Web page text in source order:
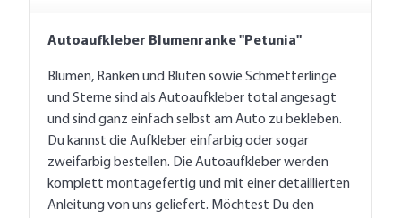
Autoaufkleber Blumenranke "Petunia"
Blumen, Ranken und Blüten sowie Schmetterlinge
und Sterne sind als Autoaufkleber total angesagt
und sind ganz einfach selbst am Auto zu bekleben.
Du kannst die Aufkleber einfarbig oder sogar
zweifarbig bestellen. Die Autoaufkleber werden
komplett montagefertig und mit einer detaillierten
Anleitung von uns geliefert. Möchtest Du den